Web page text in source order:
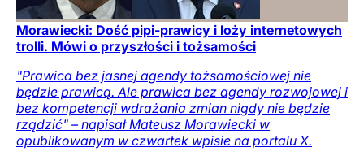
Morawiecki: Dość pipi-prawicy i loży internetowych
trolli. Mówi o przyszłości i tożsamości
"Prawica bez jasnej agendy tożsamościowej nie
będzie prawicą. Ale prawica bez agendy rozwojowej i
bez kompetencji wdrażania zmian nigdy nie będzie
rządzić" – napisał Mateusz Morawiecki w
opublikowanym w czwartek wpisie na portalu X.